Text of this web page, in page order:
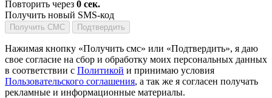
Повторить через 0 сек.
Получить новый SMS-код
Получить СМС Подтвердить
Нажимая кнопку «Получить смс» или «Подтвердить», я даю
свое согласие на сбор и обработку моих персональных данных
в соответствии с Политикой и принимаю условия
Пользовательского соглашения, а так же я согласен получать
рекламные и информационные материалы.